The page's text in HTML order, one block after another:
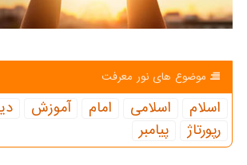
موضوع های نور معرفت
اسلام اسلامی امام آموزش
رپورتاژ
پیامبر